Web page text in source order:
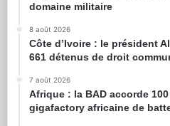
domaine militaire
8 août 2026
Côte d’Ivoire : le président
661 détenus de droit
7 août 2026
Afrique : la BAD accorde
gigafactory africaine de